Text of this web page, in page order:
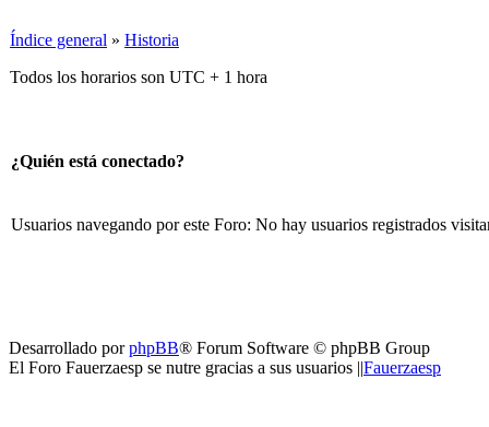
Índice general » Historia
Todos los horarios son UTC + 1 hora
¿Quién está conectado?
Usuarios navegando por este Foro: No hay usuarios registrados
Desarrollado porphpBB® Forum Software © phpBB Group
El Foro Fauerzaesp se nutre gracias a sus usuarios ||Fauerzaesp